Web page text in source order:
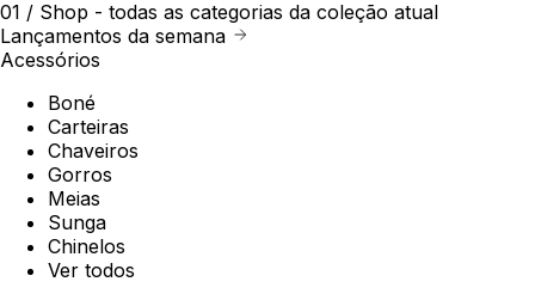
01 / Shop - todas as categorias da coleção atual
Lançamentos da semana
Acessórios
Boné
Carteiras
Chaveiros
Gorros
Meias
Sunga
Chinelos
Ver todos